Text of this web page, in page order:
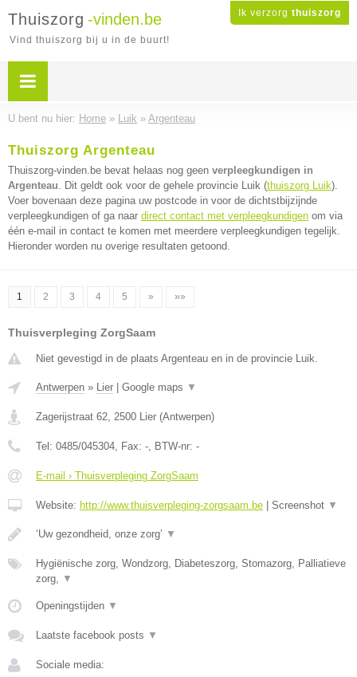
Ik verzorg thuiszorg
Thuiszorg -vinden.be
Vind thuiszorg bij u in de buurt!
U bent nu hier: Home » Luik » Argenteau
Thuiszorg Argenteau
Thuiszorg-vinden.be bevat helaas nog geen verpleegkundigen in
Argenteau. Dit geldt ook voor de gehele provincie Luik (thuiszorg Luik).
Voer bovenaan deze pagina uw postcode in voor de dichtstbijzijnde
verpleegkundigen of ga naar direct contact met verpleegkundigen om via
één e-mail in contact te komen met meerdere verpleegkundigen tegelijk.
Hieronder worden nu overige resultaten getoond.
1 2 3 4 5 » »»
Thuisverpleging ZorgSaam
Niet gevestigd in de plaats Argenteau en in de provincie Luik.
Antwerpen » Lier Google maps ▼
Zagerijstraat 62, 2500 Lier (Antwerpen)
Tel: 0485/045304, Fax: -, BTW-nr: -
E-mail › Thuisverpleging ZorgSaam
Website: http://www.thuisverpleging-zorgsaam.be Screenshot ▼
‘Uw gezondheid, onze zorg’ ▼
Hygiënische zorg, Wondzorg, Diabeteszorg, Stomazorg, Palliatieve
zorg, ▼
Openingstijden ▼
Laatste facebook posts ▼
Sociale media: